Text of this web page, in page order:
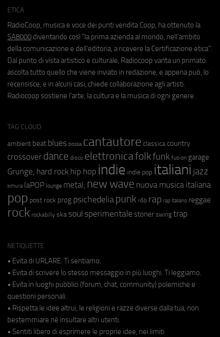
ETICA
RadioCoop, musica e voce dei punti vendita Coop, ha ottenuto la
SA8000 diventando così "la prima azienda al mondo, nell'ambito
della comunicazione e dell'editoria, a ricevere la Certificazione etica".
Dal punto di vista artistico e culturale, Radiocoop vanta un primato:
ascolta tutto quello che viene inviato in redazione, e appena può, lo
recensisce, e in alcuni casi, chiede collaborazione agli artisti.
Radiocoop sostiene l'arte, la cultura e la musica di ogni genere.
TAG CLOUD
ambient beat blues bossa cantautore classica country
crossover dance disco elettronicafolkfunk fusion garage
Grunge; hard rock hip hop indie indie pop italiani jazz
kimura laPOP lounge metal; new wave nuova musica italiana
pop post rock prog psichedeliapunk r&b rap rap italiano reggae
rock rockabilly ska soul sperimentale stoner swing trap
NETIQUETTE
• Evita di URLARE. Ti sentiamo.
• Evita di scrivere lo stesso messaggio in più luoghi. Ti leggiamo.
• Evita in luoghi pubblici (forum, chat, community) polemiche e
questioni personali.
• Rispetta le idee altrui, le religioni e razze diverse dalla tua, non
bestemmiare né insultare altri utenti.
• Sentiti libero di esprimere le proprie idee, nei limiti